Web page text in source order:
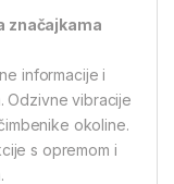
značajkama
informacije i
Odzivne vibracije
okoline.
s opremom i